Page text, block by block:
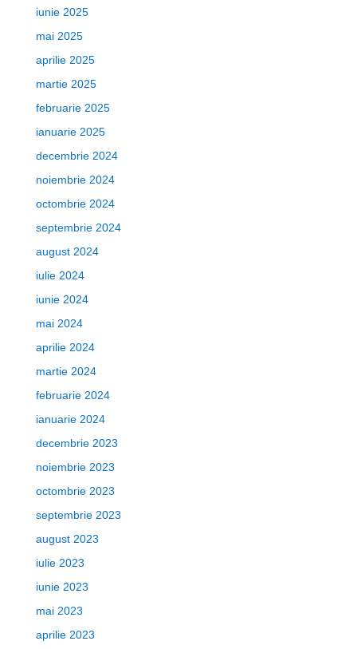
iunie 2025
mai 2025
aprilie 2025
martie 2025
februarie 2025
ianuarie 2025
decembrie 2024
noiembrie 2024
octombrie 2024
septembrie 2024
august 2024
iulie 2024
iunie 2024
mai 2024
aprilie 2024
martie 2024
februarie 2024
ianuarie 2024
decembrie 2023
noiembrie 2023
octombrie 2023
septembrie 2023
august 2023
iulie 2023
iunie 2023
mai 2023
aprilie 2023